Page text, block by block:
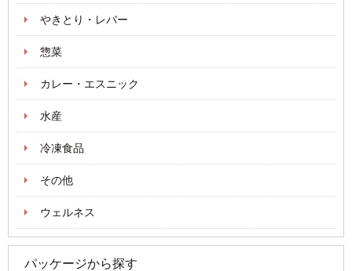
やきとり・レバー
惣菜
カレー・エスニック
水産
冷凍食品
その他
ウェルネス
パッケージから探す